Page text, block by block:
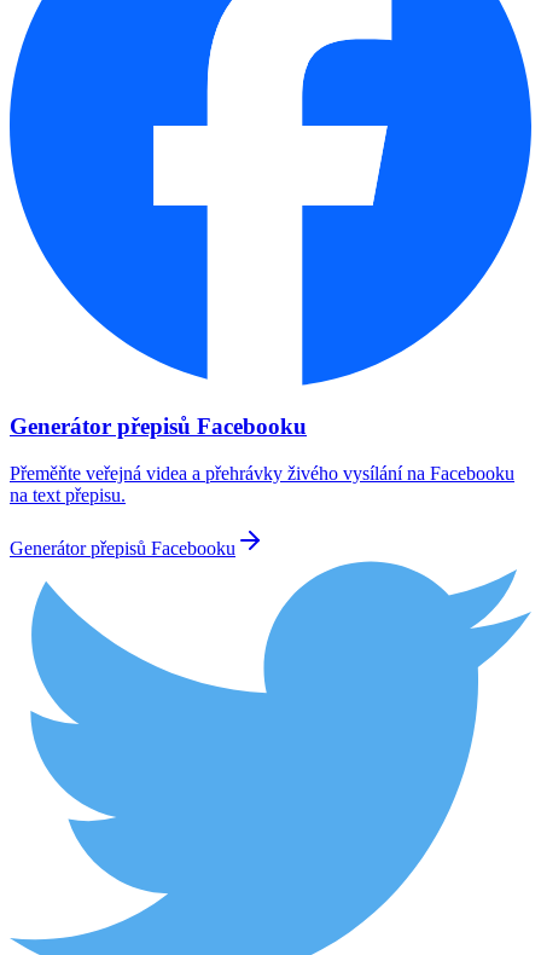
Generátor přepisů Facebooku
Přeměňte veřejná videa a přehrávky živého vysílání na Facebooku
na text přepisu.
Generátor přepisů Facebooku